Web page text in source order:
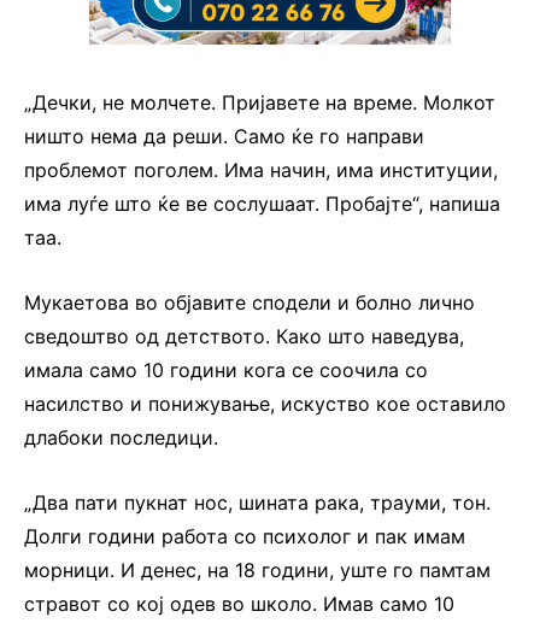
„Дечки, не молчете. Пријавете на време. Молкот
ништо нема да реши. Само ќе го направи
проблемот поголем. Има начин, има институции,
има луѓе што ќе ве сослушаат. Пробајте“, напиша
таа.
Мукаетова во објавите сподели и болно лично
сведоштво од детството. Како што наведува,
имала само 10 години кога се соочила со
насилство и понижување, искуство кое оставило
длабоки последици.
„Два пати пукнат нос, шината рака, трауми, тон.
Долги години работа со психолог и пак имам
морници. И денес, на 18 години, уште го памтам
стравот со кој одев во школо. Имав само 10